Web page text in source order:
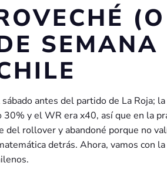
(O
SEMANA
antes del partido de La Roja;
y el WR era x40, así que en la
del rollover y abandoné porque no
detrás. Ahora, vamos con la